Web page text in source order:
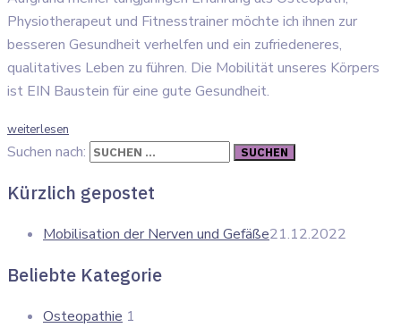
Physiotherapeut und Fitnesstrainer möchte ich ihnen zur
besseren Gesundheit verhelfen und ein zufriedeneres,
qualitatives Leben zu führen. Die Mobilität unseres Körpers
ist EIN Baustein für eine gute Gesundheit.
weiterlesen
Suchen nach:
Kürzlich gepostet
Mobilisation der Nerven und Gefäße21.12.2022
Beliebte Kategorie
Osteopathie 1